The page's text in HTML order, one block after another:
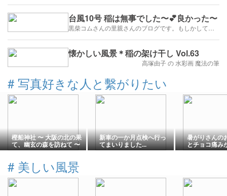
台風10号 稲は無事でした〜💕良かった〜
懐かしい風景＊稲の架け干し Vol.63
高塚由子 の 水彩画 魔法の筆
# 写真好きな人と繫がりたい
樫船神社 〜 大阪の北の果
て、幽玄の森を訪ねて 〜
新車の一か月点検へ行っ
てまいりました...
暑がりさんの
とチョコ痛み
# 美しい風景